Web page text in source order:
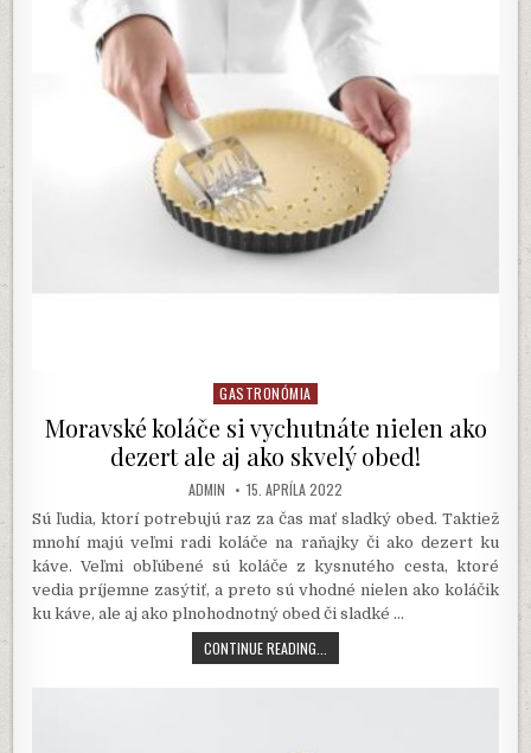
Posted
GASTRONÓMIA
Moravské koláče si vychutnáte nielen ako
dezert ale aj ako skvelý obed!
AUTHOR:
ADMIN PUBLISHED
DATE:
15. APRÍLA 2022
Sú ľudia, ktorí potrebujú raz za čas mať sladký obed. Taktiež
mnohí majú veľmi radi koláče na raňajky či ako dezert ku
káve. Veľmi obľúbené sú koláče z kysnutého cesta, ktoré
vedia príjemne zasýtiť, a preto sú vhodné nielen ako koláčik
ku káve, ale aj ako plnohodnotný obed či sladké…
CONTINUE READING...
KOLÁČE
SI